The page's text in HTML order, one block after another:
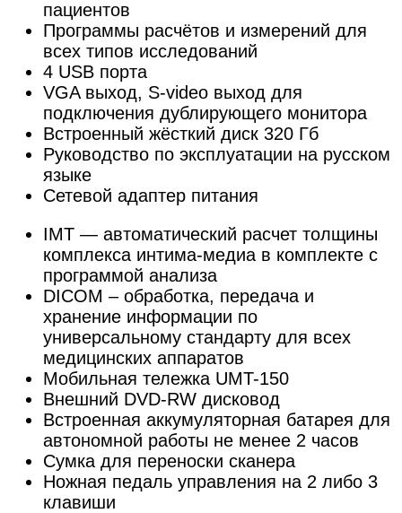
пациентов
Программы расчётов и измерений для
всех типов исследований
4 USB порта
VGA выход, S-video выход для
подключения дублирующего монитора
Встроенный жёсткий диск 320 Гб
Руководство по эксплуатации на русском
языке
Сетевой адаптер питания
IMT — автоматический расчет толщины
комплекса интима-медиа в комплекте с
программой анализа
DICOM – обработка, передача и
хранение информации по
универсальному стандарту для всех
медицинских аппаратов
Мобильная тележка UMT-150
Внешний DVD-RW дисковод
Встроенная аккумуляторная батарея для
автономной работы не менее 2 часов
Сумка для переноски сканера
Ножная педаль управления на 2 либо 3
клавиши